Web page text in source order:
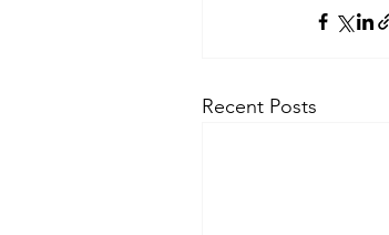
Recent Posts